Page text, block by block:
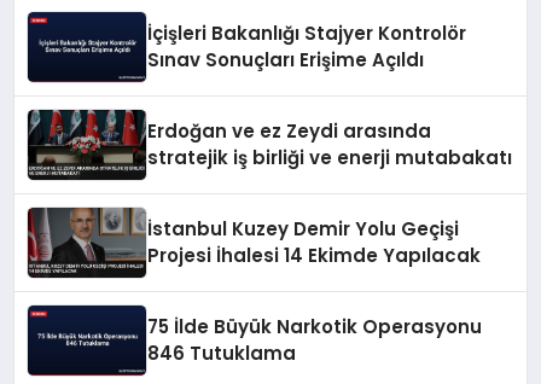
İçişleri Bakanlığı Stajyer Kontrolör
Sınav Sonuçları Erişime Açıldı
Erdoğan ve ez Zeydi arasında
stratejik iş birliği ve enerji mutabakatı
İstanbul Kuzey Demir Yolu Geçişi
Projesi İhalesi 14 Ekimde Yapılacak
75 İlde Büyük Narkotik Operasyonu
846 Tutuklama